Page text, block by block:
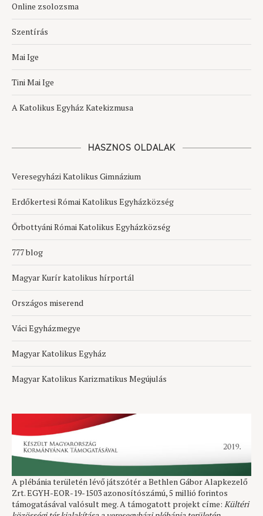
Online zsolozsma
Szentírás
Mai Ige
Tini Mai Ige
A Katolikus Egyház Katekizmusa
HASZNOS OLDALAK
Veresegyházi Katolikus Gimnázium
Erdőkertesi Római Katolikus Egyházközség
Őrbottyáni Római Katolikus Egyházközség
777 blog
Magyar Kurír katolikus hírportál
Országos miserend
Váci Egyházmegye
Magyar Katolikus Egyház
Magyar Katolikus Karizmatikus Megújulás
A plébánia területén lévő játszótér a Bethlen Gábor Alapkezelő
Zrt. EGYH-EOR-19-1503 azonosítószámú, 5 millió forintos
támogatásával valósult meg. A támogatott projekt címe: Kültéri